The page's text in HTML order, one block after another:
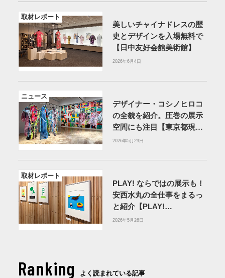
取材レポート
美しいチャイナドレスの歴
史とデザインを入場無料で
【日中友好会館美術館】
2026年6月4日
ニュース
デザイナー・コシノヒロコ
の全貌を紹介。圧巻の展示
空間にも注目【東京都現代
美術館】
2026年5月29日
取材レポート
PLAY! ならではの展示も！
安西水丸の全仕事をまるっ
と紹介【PLAY!
MUSEUM】
2026年5月26日
Ranking よく読まれている記事